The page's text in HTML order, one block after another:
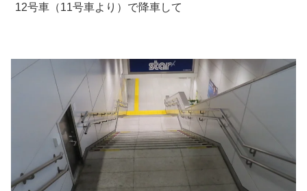
12号車（11号車より）で降車して